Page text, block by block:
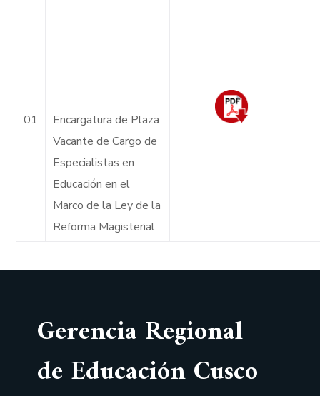
01
Encargatura de Plaza
Vacante de Cargo de
Especialistas en
Educación en el
Marco de la Ley de la
Reforma Magisterial
Gerencia Regional
de Educación Cusco